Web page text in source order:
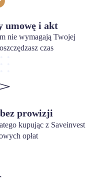
umowę i akt
nie wymagają Twojej
czas
prowizji
kupując z Saveinvest
opłat